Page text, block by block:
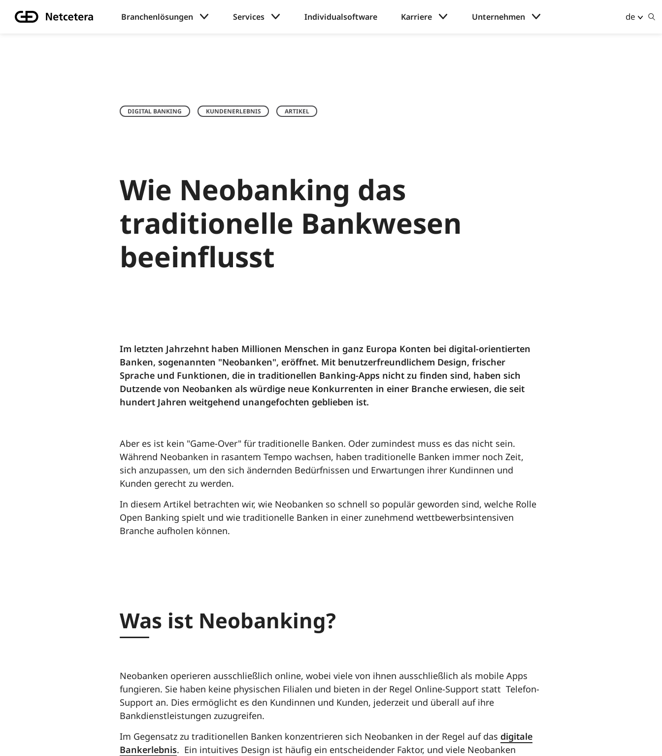
Branchenlösungen Services Individualsoftware Karriere Unternehmen de
DIGITAL BANKING KUNDENERLEBNIS ARTIKEL
Wie Neobanking das
traditionelle Bankwesen
beeinflusst
Im letzten Jahrzehnt haben Millionen Menschen in ganz Europa Konten bei digital-orientierten
Banken, sogenannten "Neobanken", eröffnet. Mit benutzerfreundlichem Design, frischer
Sprache und Funktionen, die in traditionellen Banking-Apps nicht zu finden sind, haben sich
Dutzende von Neobanken als würdige neue Konkurrenten in einer Branche erwiesen, die seit
hundert Jahren weitgehend unangefochten geblieben ist.
Aber es ist kein "Game-Over" für traditionelle Banken. Oder zumindest muss es das nicht sein.
Während Neobanken in rasantem Tempo wachsen, haben traditionelle Banken immer noch Zeit,
sich anzupassen, um den sich ändernden Bedürfnissen und Erwartungen ihrer Kundinnen und
Kunden gerecht zu werden.
In diesem Artikel betrachten wir, wie Neobanken so schnell so populär geworden sind, welche Rolle
Open Banking spielt und wie traditionelle Banken in einer zunehmend wettbewerbsintensiven
Branche aufholen können.
Was ist Neobanking?
Neobanken operieren ausschließlich online, wobei viele von ihnen ausschließlich als mobile Apps
fungieren. Sie haben keine physischen Filialen und bieten in der Regel Online-Support statt Telefon-
Support an. Dies ermöglicht es den Kundinnen und Kunden, jederzeit und überall auf ihre
Bankdienstleistungen zuzugreifen.
Im Gegensatz zu traditionellen Banken konzentrieren sich Neobanken in der Regel auf das digitale
Bankerlebnis. Ein intuitives Design ist häufig ein entscheidender Faktor, und viele Neobanken